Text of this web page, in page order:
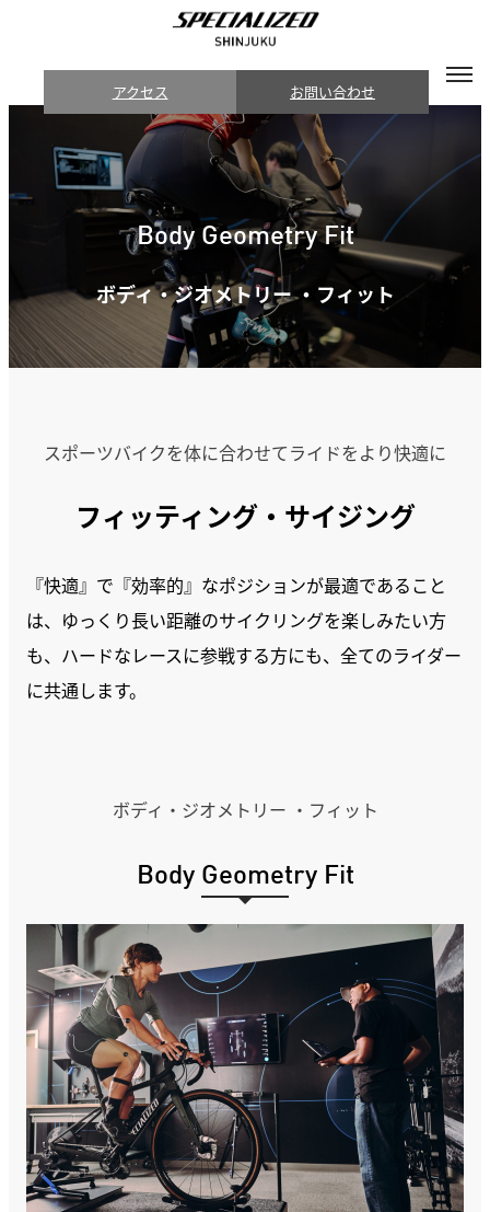
アクセス お問い合わせ
Body Geometry Fit
ボディ・ジオメトリー ・フィット
スポーツバイクを体に合わせてライドをより快適に
フィッティング・サイジング
『快適』で『効率的』なポジションが最適であること
は、ゆっくり長い距離のサイクリングを楽しみたい方
も、ハードなレースに参戦する方にも、全てのライダー
に共通します。
ボディ・ジオメトリー ・フィット
Body Geometry Fit